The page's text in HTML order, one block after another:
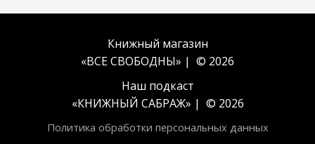
Книжный магазин
«ВСЕ СВОБОДНЫ» | © 2026
Наш подкаст
«КНИЖНЫЙ САБРАЖ» | © 2026
Политика обработки персональных данных